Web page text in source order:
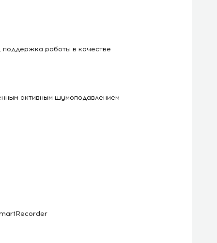
поддержка работы в качестве
активным шумоподавлением